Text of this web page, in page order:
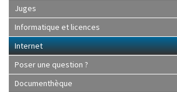
Juges
Informatique et licences
Internet
Poser une question ?
Documenthèque